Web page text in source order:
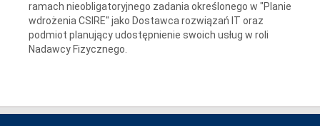
ramach nieobligatoryjnego zadania określonego w "Planie
wdrożenia CSIRE" jako Dostawca rozwiązań IT oraz
podmiot planujący udostępnienie swoich usług w roli
Nadawcy Fizycznego.